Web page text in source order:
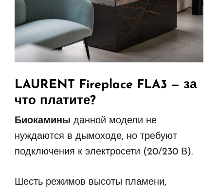
LAURENT Fireplace FLA3 — за
что платите?
Биокамины данной модели не
нуждаются в дымоходе, но требуют
подключения к электросети (20/230 В).
Шесть режимов высоты пламени,